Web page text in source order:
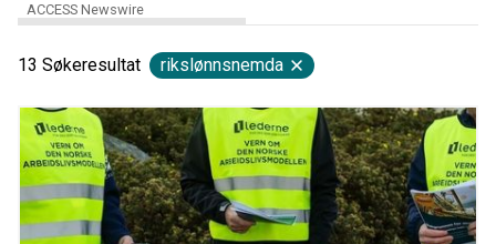
ACCESS Newswire
13 Søkeresultat rikslønnsnemda